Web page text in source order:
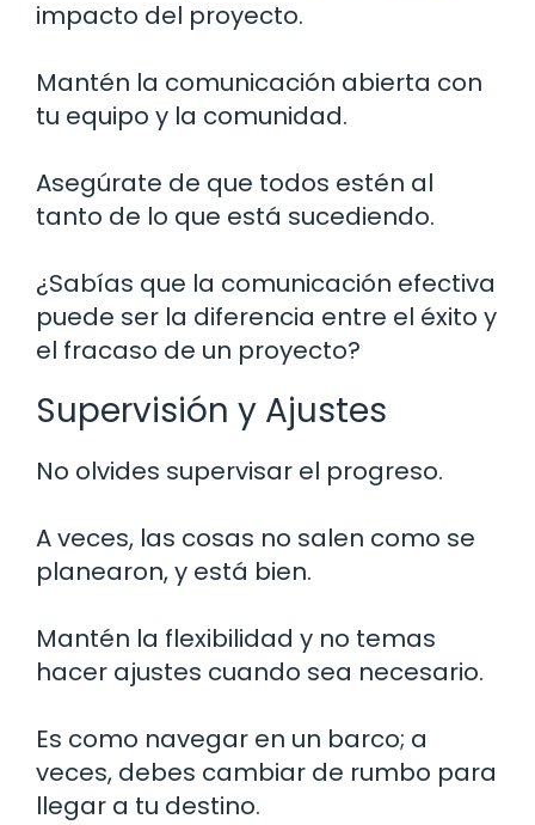
impacto del proyecto.
Mantén la comunicación abierta con
tu equipo y la comunidad.
Asegúrate de que todos estén al
tanto de lo que está sucediendo.
¿Sabías que la comunicación efectiva
puede ser la diferencia entre el éxito y
el fracaso de un proyecto?
Supervisión y Ajustes
No olvides supervisar el progreso.
A veces, las cosas no salen como se
planearon, y está bien.
Mantén la flexibilidad y no temas
hacer ajustes cuando sea necesario.
Es como navegar en un barco; a
veces, debes cambiar de rumbo para
llegar a tu destino.